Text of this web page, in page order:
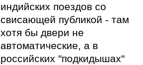
индийских поездов со
свисающей публикой - там
хотя бы двери не
автоматические, а в
российских "подкидышах"